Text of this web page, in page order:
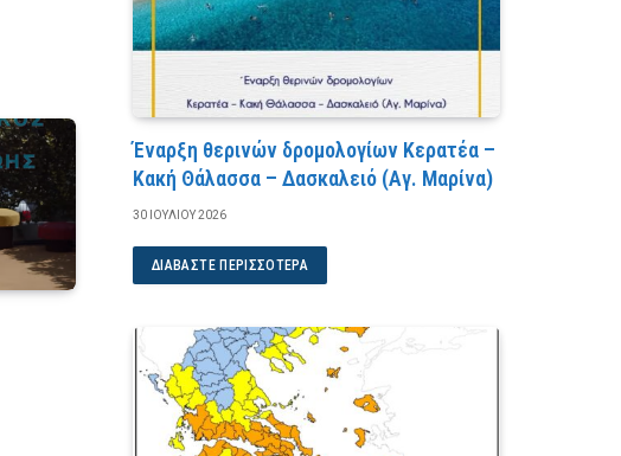
Έναρξη θερινών δρομολογίων Κερατέα –
Κακή Θάλασσα – Δασκαλειό (Αγ. Μαρίνα)
30 ΙΟΥΛΊΟΥ 2026
ΔΙΑΒΆΣΤΕ ΠΕΡΙΣΣΌΤΕΡΑ